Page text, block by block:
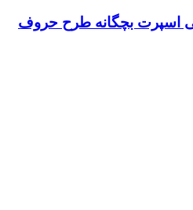
اسپرت بچگانه طرح حروف